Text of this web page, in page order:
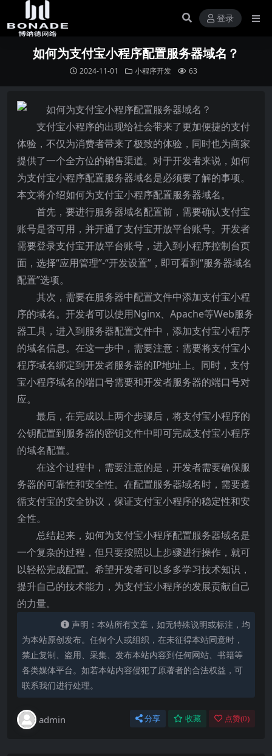
登录
如何为支付宝小程序配置服务器域名？
2024-11-01 小程序开发 63
支付宝小程序的出现给社会带来了更加便捷的支付
体验，不仅为消费者带来了极致的体验，同时也为商家
提供了一个全方位的销售渠道。对于开发者来说，如何
为支付宝小程序配置服务器域名是必须要了解的事项。
本文将介绍如何为支付宝小程序配置服务器域名。
首先，要进行服务器域名配置前，需要确认支付宝
账号是否可用，并开通了支付宝开放平台账号。开发者
需要登录支付宝开放平台账号，进入到小程序控制台页
面，选择“应用管理”-“开发设置”，即可看到“服务器域名
配置”选项。
其次，需要在服务器中配置文件中添加支付宝小程
序的域名。开发者可以使用Nginx、Apache等Web服务
器工具，进入到服务器配置文件中，添加支付宝小程序
的域名信息。在这一步中，需要注意：需要将支付宝小
程序域名绑定到开发者服务器的IP地址上。同时，支付
宝小程序域名的端口号需要和开发者服务器的端口号对
应。
最后，在完成以上两个步骤后，将支付宝小程序的
公钥配置到服务器的密钥文件中即可完成支付宝小程序
的域名配置。
在这个过程中，需要注意的是，开发者需要确保服
务器的可靠性和安全性。在配置服务器域名时，需要遵
循支付宝的安全协议，保证支付宝小程序的稳定性和安
全性。
总结起来，如何为支付宝小程序配置服务器域名是
一个复杂的过程，但只要按照以上步骤进行操作，就可
以轻松完成配置。希望开发者可以多多学习技术知识，
提升自己的技术能力，为支付宝小程序的发展贡献自己
的力量。
声明：本站所有文章，如无特殊说明或标注，均
为本站原创发布。任何个人或组织，在未征得本站同意时，
禁止复制、盗用、采集、发布本站内容到任何网站、书籍等
各类媒体平台。如若本站内容侵犯了原著者的合法权益，可
联系我们进行处理。
admin 分享 收藏 点赞(0)